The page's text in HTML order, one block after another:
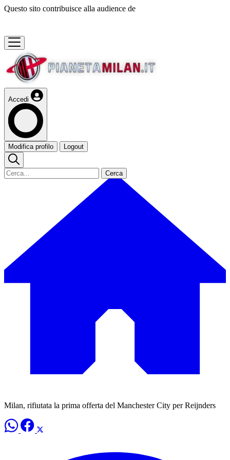
Questo sito contribuisce alla audience de
Accedi
Modifica profilo Logout
Cerca
Milan, rifiutata la prima offerta del Manchester City per Reijnders